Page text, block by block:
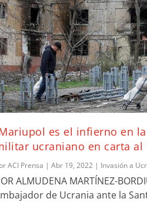
es el infierno en
ucraniano en carta al
ACI Prensa | Abr 19, 2022 | Invasión a
ALMUDENA MARTÍNEZ-
de Ucrania ante la